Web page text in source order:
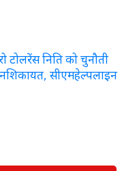
टोलरेंस निति को चुनौती
सीएमहेल्पलाइन